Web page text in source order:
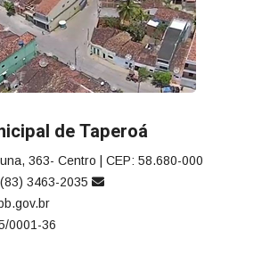
de Taperoá
363- Centro | CEP: 58.680-000
3463-2035
0001-36